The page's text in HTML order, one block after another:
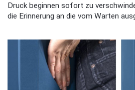
Druck beginnen sofort zu
die Erinnerung an die vom Warten